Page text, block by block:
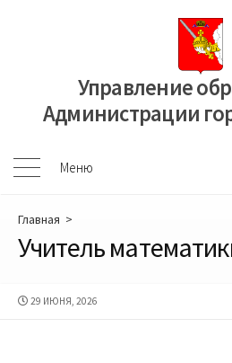
Управление
Администрации
Меню
Меню
Главная >
Учитель
ДАТА
29 ИЮНЯ, 2026